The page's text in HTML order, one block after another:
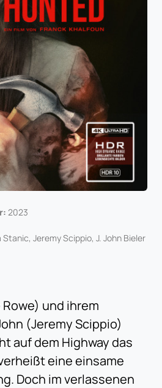
2023
Jeremy Scippio, J. John Bieler
und ihrem
(Jeremy Scippio)
auf dem Highway das
eine einsame
Doch im verlassenen